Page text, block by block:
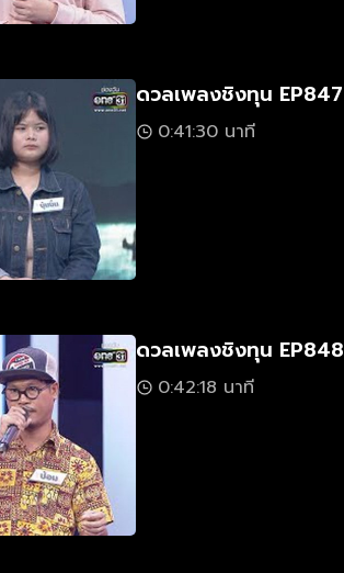
ดวลเพลงชิงทุน EP847
0:41:30 นาที
ดวลเพลงชิงทุน EP848
0:42:18 นาที